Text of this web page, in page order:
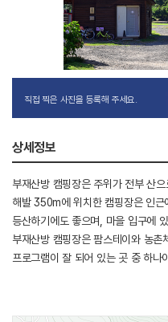
직접 찍은 사진을 등록해 주세요.
상세정보
부재산방 캠핑장은 주위가 전부 산
해발 350m에 위치한 캠핑장은 인
등산하기에도 좋으며, 마을 입구에
부재산방 캠핑장은 팜스테이와 농
프로그램이 잘 되어 있는 곳 중 하나
조용하게 힐링이 가능한 곳이다. 반
온천단지가 있어 캠핑이 끝난 후 온